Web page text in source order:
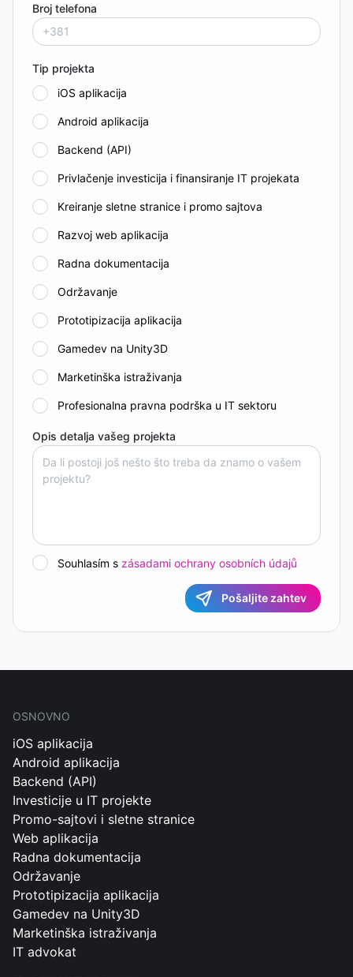
Broj telefona
Tip projekta
iOS aplikacija
Android aplikacija
Backend (API)
Privlačenje investicija i finansiranje IT projekata
Kreiranje sletne stranice i promo sajtova
Razvoj web aplikacija
Radna dokumentacija
Održavanje
Prototipizacija aplikacija
Gamedev na Unity3D
Marketinška istraživanja
Profesionalna pravna podrška u IT sektoru
Opis detalja vašeg projekta
Souhlasím s zásadami ochrany osobních údajů
Pošaljite zahtev
OSNOVNO
iOS aplikacija
Android aplikacija
Backend (API)
Investicije u IT projekte
Promo-sajtovi i sletne stranice
Web aplikacija
Radna dokumentacija
Održavanje
Prototipizacija aplikacija
Gamedev na Unity3D
Marketinška istraživanja
IT advokat